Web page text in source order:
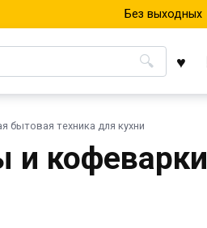
Без выходных
бытовая техника для кухни
кофеварки